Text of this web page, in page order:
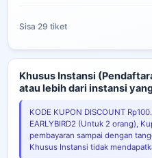
Sisa 29 tiket
Khusus Instansi
atau lebih dari instansi
KODE KUPON DISCOUNT
EARLYBIRD2 (Untuk 2 orang),
pembayaran sampai dengan
Khusus Instansi tidak